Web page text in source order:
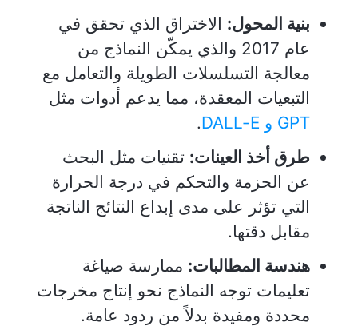
بنية المحول: الاختراق الذي تحقق في
عام 2017 والذي يمكّن النماذج من
معالجة التسلسلات الطويلة والتعامل مع
التبعيات المعقدة، مما يدعم أدوات مثل
GPT و DALL-E
.
طرق أخذ العينات: تقنيات مثل البحث
عن الحزمة والتحكم في درجة الحرارة
التي تؤثر على مدى إبداع النتائج الناتجة
مقابل دقتها.
هندسة المطالبات: ممارسة صياغة
تعليمات توجه النماذج نحو إنتاج مخرجات
محددة ومفيدة بدلاً من ردود عامة.